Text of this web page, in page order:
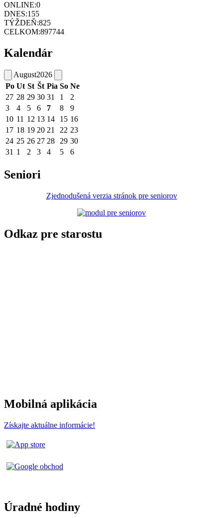
ONLINE:0
DNES:155
TÝŽDEŇ:825
CELKOM:897744
Kalendár
August2026
Po Ut St Št Pia So Ne
27 28 29 30 31 1
2
3
4 5 6 7 8
9
10 11 12 13 14 15 16
17 18 19 20 21 22 23
24 25 26 27 28 29 30
31 1 2 3 4 5 6
Seniori
Zjednodušená verzia stránok pre seniorov
Odkaz pre starostu
Mobilná aplikácia
Získajte aktuálne informácie!
Úradné hodiny